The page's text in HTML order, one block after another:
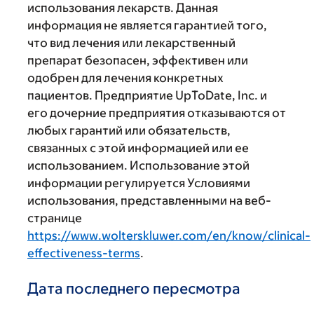
использования лекарств. Данная
информация не является гарантией того,
что вид лечения или лекарственный
препарат безопасен, эффективен или
одобрен для лечения конкретных
пациентов. Предприятие UpToDate, Inc. и
его дочерние предприятия отказываются от
любых гарантий или обязательств,
связанных с этой информацией или ее
использованием. Использование этой
информации регулируется Условиями
использования, представленными на веб-
странице
https://www.wolterskluwer.com/en/know/clinical-
effectiveness-terms.
Дата последнего пересмотра